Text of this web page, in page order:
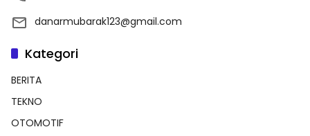
danarmubarak123@gmail.com
Kategori
BERITA
TEKNO
OTOMOTIF